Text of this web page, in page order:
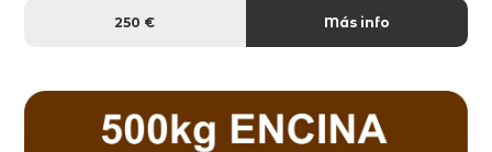
250 € Más info